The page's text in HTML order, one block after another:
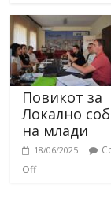
Повикот за
Локално
на млади
18/06/2025
Off